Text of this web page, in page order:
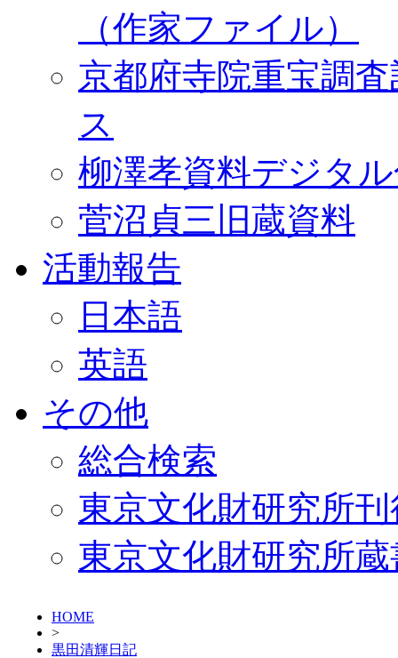
（作家ファイル）
京都府寺院重宝調
ス
柳澤孝資料デジタ
菅沼貞三旧蔵資料
活動報告
日本語
英語
その他
総合検索
東京文化財研究所
東京文化財研究所
HOME
>
黒田清輝日記